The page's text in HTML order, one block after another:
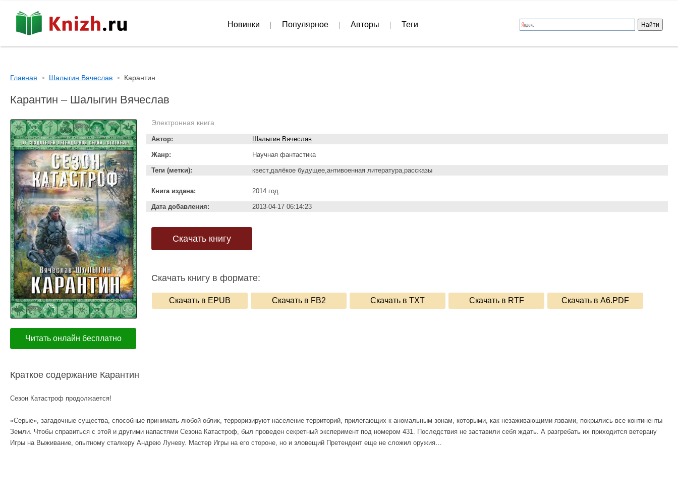
Главная Шалыгин Вячеслав Карантин
Карантин – Шалыгин Вячеслав
Читать онлайн бесплатно
Электронная книга
Автор: Шалыгин Вячеслав
Жанр: Научная фантастика
Теги (метки): квест,далёкое будущее,антивоенная литература,рассказы
Книга издана: 2014 год.
Дата добавления: 2013-04-17 06:14:23
Скачать книгу
Скачать книгу в формате:
Скачать в EPUB Скачать в FB2 Скачать в TXT Скачать в RTF Скачать в A6.PDF
Краткое содержание Карантин
Сезон Катастроф продолжается!
«Серые», загадочные существа, способные принимать любой облик, терроризируют население территорий, прилегающих к аномальным зонам, которыми, как незаживающими язвами, покрылись все континенты
Земли. Чтобы справиться с этой и другими напастями Сезона Катастроф, был проведен секретный эксперимент под номером 431. Последствия не заставили себя ждать. А разгребать их приходится ветерану
Игры на Выживание, опытному сталкеру Андрею Луневу. Мастер Игры на его стороне, но и зловещий Претендент еще не сложил оружия…
Новинки Популярное Авторы Теги